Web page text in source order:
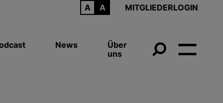
MITGLIEDERLOGIN
News
Über
uns